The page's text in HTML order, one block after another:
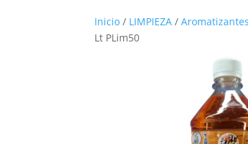
Inicio / LIMPIEZA /Aromatizantes
Lt PLim50